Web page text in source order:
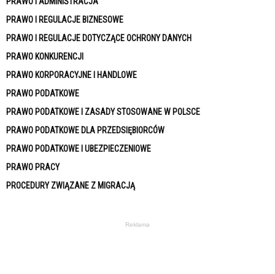
PRAWO I REGULACJE BIZNESOWE
PRAWO I REGULACJE DOTYCZĄCE OCHRONY DANYCH
PRAWO KONKURENCJI
PRAWO KORPORACYJNE I HANDLOWE
PRAWO PODATKOWE
PRAWO PODATKOWE I ZASADY STOSOWANE W POLSCE
PRAWO PODATKOWE DLA PRZEDSIĘBIORCÓW
PRAWO PODATKOWE I UBEZPIECZENIOWE
PRAWO PRACY
PROCEDURY ZWIĄZANE Z MIGRACJĄ
Reklama